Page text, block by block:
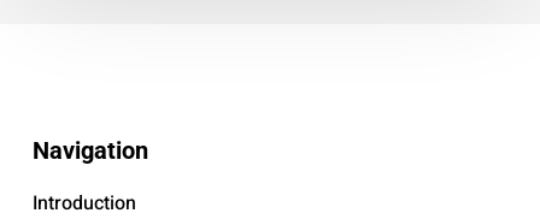
Navigation
Introduction